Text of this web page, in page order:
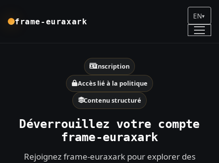
frame-euraxark
EN▾
Inscription
Accès lié à la politique
Contenu structuré
Déverrouillez votre compte
frame-euraxark
Rejoignez frame-euraxark pour explorer des